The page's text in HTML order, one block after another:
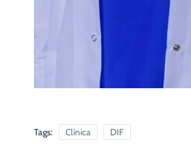
Tags: Clínica DIF